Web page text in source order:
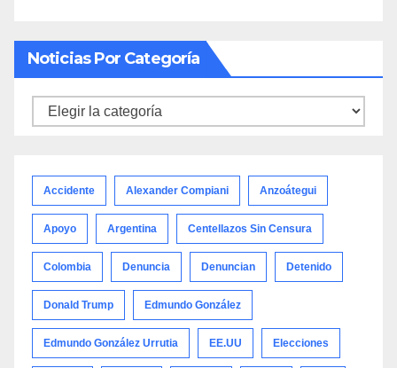
Noticias Por Categoría
Noticias
Accidente Alexander Compiani Anzoátegui
Apoyo Argentina Centellazos Sin Censura
Colombia Denuncia Denuncian Detenido
Donald Trump Edmundo González
Edmundo González Urrutia EE.UU Elecciones